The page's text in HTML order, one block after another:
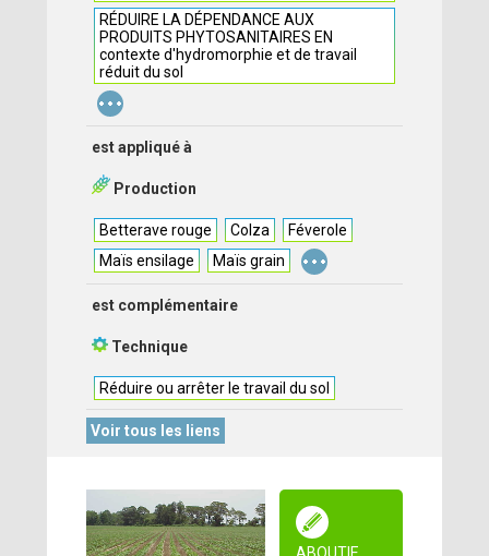
RÉDUIRE LA DÉPENDANCE AUX
PRODUITS PHYTOSANITAIRES EN
contexte d'hydromorphie et de travail
réduit du sol
...
est appliqué à
Production
Betterave rouge Colza
Féverole
Maïs ensilage
Maïs grain ...
est complémentaire
Technique
Réduire ou arrêter le travail du sol
Voir tous les liens